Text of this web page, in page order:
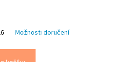
Možnosti doručení